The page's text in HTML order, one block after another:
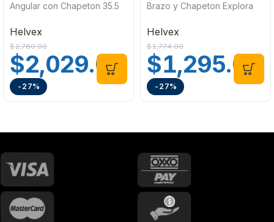
Angular con Chapeton 35.5
Helvex
$2,780.00
$2,029.00
-27%
Brazo y Chapeton Explora
Helvex
$1,774.00
$1,295.00
-27%